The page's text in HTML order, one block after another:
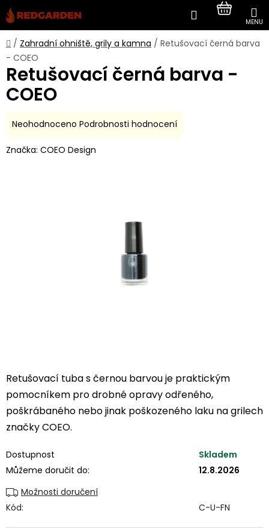
Přejít
na
obsah
Hledat
KOŠÍK
Domů
/ Zahradní ohniště, grily a kamna / Retušovací černá barva
- COEO
Retušovací tuba s černou barvou je praktickým
pomocníkem pro drobné opravy odřeného,
poškrábaného nebo jinak poškozeného laku na grilech
značky COEO.
Dostupnost
Skladem
Můžeme doručit do:
12.8.2026
Možnosti doručení
Kód:
C-U-FN
Retušovací černá barva -
COEO
Průměrné
produktu
Neohodnoceno Podrobnosti hodnocení
Značka: COEO Design